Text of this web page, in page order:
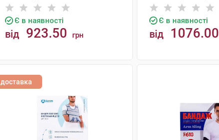
Є в наявності
від 923.50 грн
Є в наявності
від 1076.00
доставка